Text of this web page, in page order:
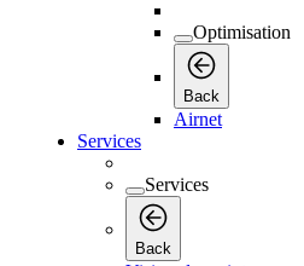
Optimisation
Back
Airnet
Services
Services
Back